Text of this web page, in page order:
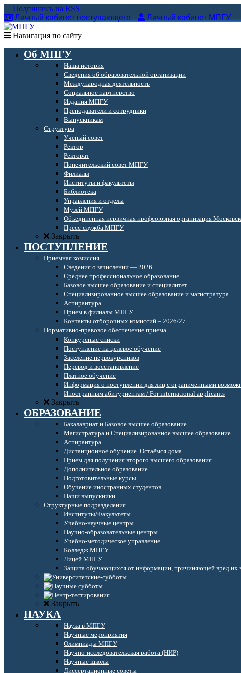
Подпишись на RSS
Личный кабинет поступающего
Личный кабинет МПГУ
Навигация по сайту
Об МПГУ
Наша история
Сведения об образовательной организации
Международная деятельность
Социальное партнерство
Издания МПГУ
Преподаватели и сотрудники
Выпускникам
Структура
Ученый совет
Ректор
Ректорат
Попечительский совет МПГУ
Филиалы
Институты и факультеты
Библиотека
Управления и отделы
Музей МПГУ
Объединенная первичная профсоюзная организация
Пресс-служба МПГУ
Закрыть
ПОСТУПЛЕНИЕ
Приемная комиссия
Сведения о зачислении — 2026
Среднее профессиональное образование
Базовое высшее образование и специалитет
Специализированное высшее образование и магистратура
Аспирантура
Прием в филиалы МПГУ
Контакты отборочных комиссий – 2026/27
Нормативно-правовое обеспечение приема
Конкурсные списки
Поступление на целевое обучение
Заселение первокурсников
Перевод и восстановление
Платное обучение
Информация о поступлении для лиц с ограниченными
Иностранным абитуриентам / For international applicants
Закрыть
ОБРАЗОВАНИЕ
Бакалавриат и Базовое высшее образование
Магистратура и Специализированное высшее образование
Аспирантура
Дистанционное обучение. Остаёмся дома
Прием для получения второго высшего образования
Дополнительное образование
Подготовительные курсы
Обучение иностранных студентов
Наши выпускники
Структурные подразделения
Институты/Факультеты
Учебно-научные центры
Научно-образовательные центры
Учебно-методическое управление
Колледж МПГУ
Лицей МПГУ
Защита обучающихся от информации, причиняющей вред их
Закрыть
НАУКА
Наука в МПГУ
Научные мероприятия
Олимпиады МПГУ
Научно-исследовательская работа (НИР)
Научные школы
Диссертационные советы